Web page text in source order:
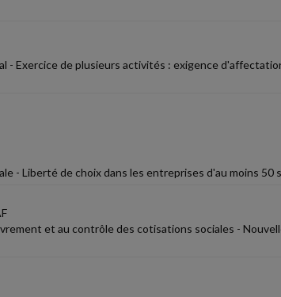
- Exercice de plusieurs activités : exigence
- Liberté de choix dans les entreprises d'au moins 50
et au contrôle des cotisations sociales -